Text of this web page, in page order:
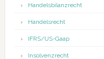
Handelsbilanzrecht
Handelsrecht
IFRS/US-Gaap
Insolvenzrecht